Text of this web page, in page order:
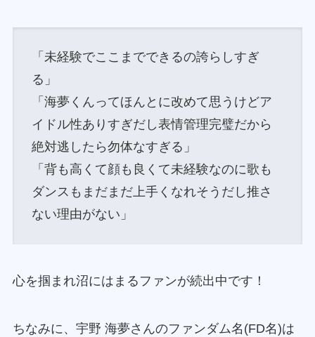
「未経験でここまでできるの誇らしすぎ
る」
「海夢くんってほんとに改めて思うけどア
イドル性ありすぎだし表情管理完璧だから
絶対逃したら勿体なすぎる」
「背も高くて顔も良くて未経験なのに歌も
ダンスもまだまだ上手くなれそうだし推さ
ない理由がない」
心を掴まれ沼にはまるファンが続出中です！
ちなみに、宇野 海夢さんのファンダム名(FD名)は